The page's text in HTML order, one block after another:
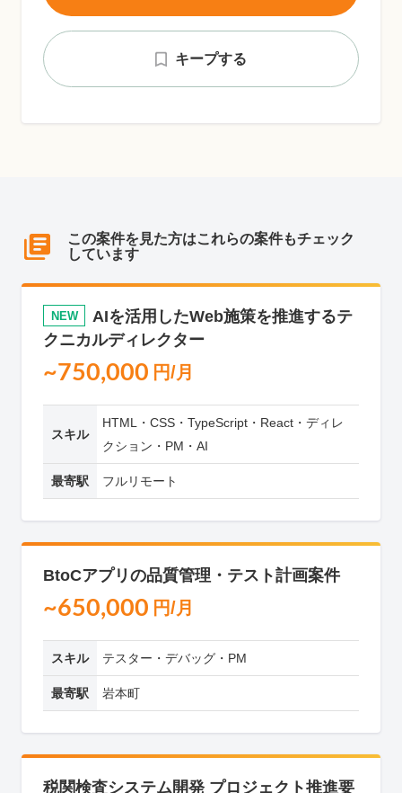
キープする
この案件を見た方はこれらの案件もチェック
しています
NEW
AIを活用したWeb施策を推進するテ
クニカルディレクター
~750,000 円/月
スキル
HTML・CSS・TypeScript・React・ディレ
クション・PM・AI
最寄駅 フルリモート
BtoCアプリの品質管理・テスト計画案件
~650,000 円/月
スキル テスター・デバッグ・PM
最寄駅 岩本町
税関検査システム開発 プロジェクト推進要